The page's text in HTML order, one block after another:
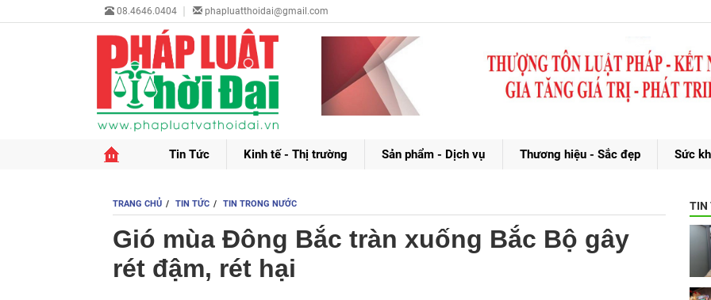
08.4646.0404 phapluatthoidai@gmail.com
Tin Tức Kinh tế - Thị trường Sản phẩm - Dịch vụ Thương hiệu - Sắc đẹp Sức
TRANG CHỦ TIN TỨC TIN TRONG NƯỚC
Gió mùa Đông Bắc tràn xuống Bắc Bộ gây
rét đậm, rét hại
TIN